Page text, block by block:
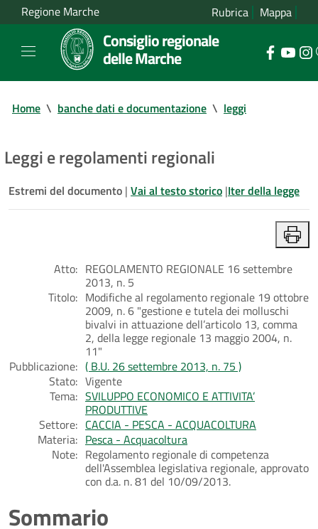
Regione Marche Rubrica Mappa
Consiglio regionale
delle Marche
Home \ banche dati e documentazione \ leggi
Leggi e regolamenti regionali
Estremi del documento | Vai al testo storico |Iter della legge
Atto: REGOLAMENTO REGIONALE 16 settembre
2013, n. 5
Titolo: Modifiche al regolamento regionale 19 ottobre
2009, n. 6 "gestione e tutela dei molluschi
bivalvi in attuazione dell’articolo 13, comma
2, della legge regionale 13 maggio 2004, n.
11"
Pubblicazione: ( B.U. 26 settembre 2013, n. 75 )
Stato: Vigente
Tema: SVILUPPO ECONOMICO E ATTIVITA’
PRODUTTIVE
Settore: CACCIA - PESCA - ACQUACOLTURA
Materia: Pesca - Acquacoltura
Note: Regolamento regionale di competenza
dell'Assemblea legislativa regionale, approvato
con d.a. n. 81 del 10/09/2013.
Sommario